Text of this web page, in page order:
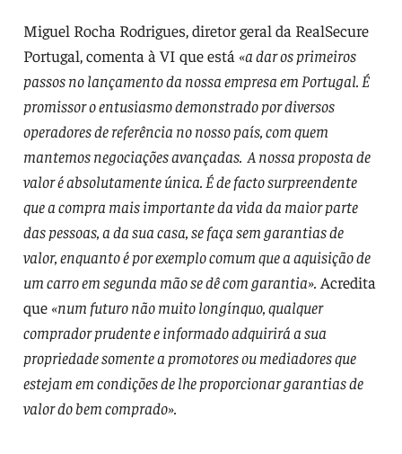
Miguel Rocha Rodrigues, diretor geral da RealSecure
Portugal, comenta à VI que está «a dar os primeiros
passos no lançamento da nossa empresa em Portugal. É
promissor o entusiasmo demonstrado por diversos
operadores de referência no nosso país, com quem
mantemos negociações avançadas. A nossa proposta de
valor é absolutamente única. É de facto surpreendente
que a compra mais importante da vida da maior parte
das pessoas, a da sua casa, se faça sem garantias de
valor, enquanto é por exemplo comum que a aquisição de
um carro em segunda mão se dê com garantia». Acredita
que «num futuro não muito longínquo, qualquer
comprador prudente e informado adquirirá a sua
propriedade somente a promotores ou mediadores que
estejam em condições de lhe proporcionar garantias de
valor do bem comprado».